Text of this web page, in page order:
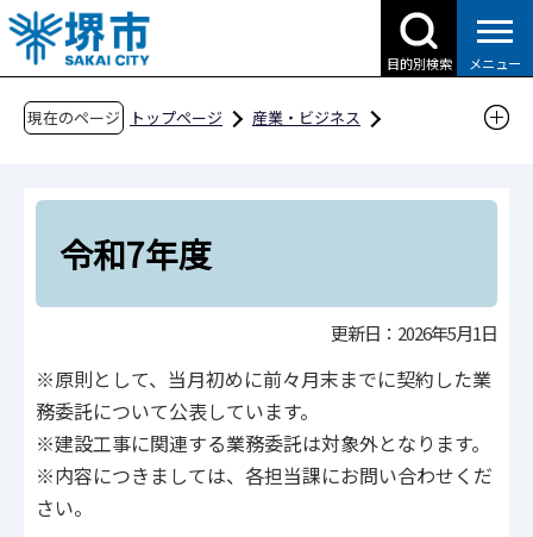
こ
の
ペ
目的別検索 メニュー
現在のページ トップページ
産業・ビジネス
物品調達、業務委託・役務の提供、賃借・売払
入札・契約結果情報
業務委託に係る入札・契約結果等情報
業務委託に係る入札・契約結果等情報（危機管
理室）
令和7年度
令和7年度
更新日：2026年5月1日
※原則として、当月初めに前々月末までに契約した業
務委託について公表しています。
※建設工事に関連する業務委託は対象外となります。
※内容につきましては、各担当課にお問い合わせくだ
さい。